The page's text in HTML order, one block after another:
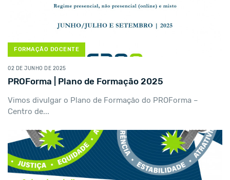
FORMAÇÃO DOCENTE
02 DE JUNHO DE 2025
PROForma | Plano de Formação 2025
Vimos divulgar o Plano de Formação do PROForma –
Centro de...